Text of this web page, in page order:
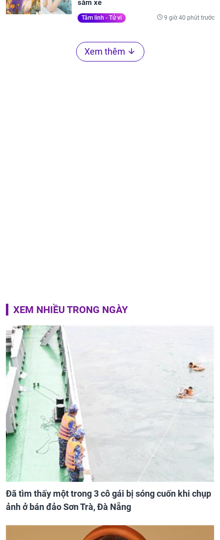
sắm xe
Tâm linh - Tử vi 9 giờ 40 phút trước
Xem thêm
XEM NHIỀU TRONG NGÀY
Đã tìm thấy một trong 3 cô gái bị sóng cuốn khi chụp
ảnh ở bán đảo Sơn Trà, Đà Nẵng